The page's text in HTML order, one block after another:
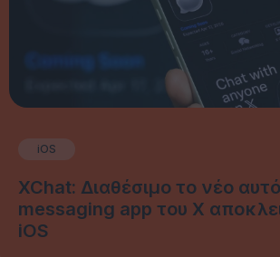
iOS
XChat: Διαθέσιμο το νέο
messaging app του X
iOS